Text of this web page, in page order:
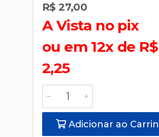
R$ 27,00
A Vista no pix
ou em 12x de R$
2,25
Adicionar ao